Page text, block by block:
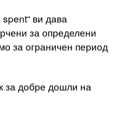
ви дава
за определени
за ограничен период
за добре дошли на